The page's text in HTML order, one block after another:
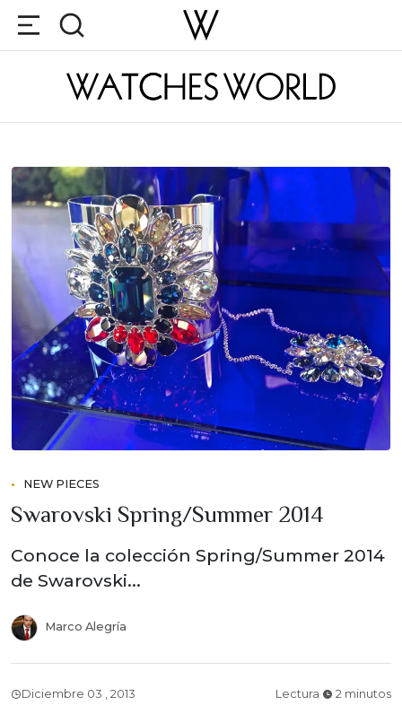
NEW PIECES
Swarovski Spring/Summer 2014
Conoce la colección Spring/Summer 2014
de Swarovski...
Marco Alegría
Diciembre 03 , 2013 Lectura 2 minutos